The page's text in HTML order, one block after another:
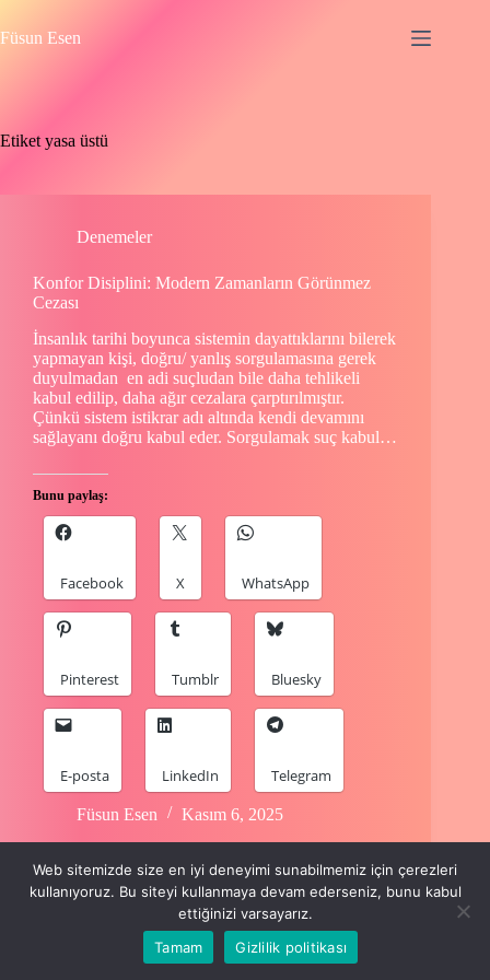
to
content
Füsun Esen
Etiket yasa üstü
Denemeler
Konfor Disiplini: Modern Zamanların Görünmez
Cezası
İnsanlık tarihi boyunca sistemin dayattıklarını bilerek
yapmayan kişi, doğru/ yanlış sorgulamasına gerek
duyulmadan en adi suçludan bile daha tehlikeli
kabul edilip, daha ağır cezalara çarptırılmıştır.
Çünkü sistem istikrar adı altında kendi devamını
sağlayanı doğru kabul eder. Sorgulamak suç kabul…
Bunu paylaş:
Facebook X WhatsApp
Pinterest Tumblr Bluesky
E-posta LinkedIn Telegram
Füsun Esen Kasım 6, 2025
Copyright © 2024 Füsun Esen
Web sitemizde size en iyi deneyimi sunabilmemiz için çerezleri
kullanıyoruz. Bu siteyi kullanmaya devam ederseniz, bunu kabul
ettiğinizi varsayarız.
Tamam
Gizlilik politikası